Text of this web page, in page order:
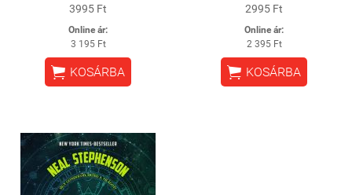
3995 Ft
Online ár:
3 195 Ft
 KOSÁRBA
2995 Ft
Online ár:
2 395 Ft
 KOSÁRBA